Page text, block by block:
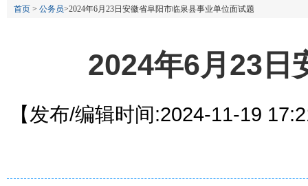
首页 > 公务员>2024年6月23日安徽省阜阳市临泉县事业单位面试题
2024年6月23日
【发布/编辑时间:2024-11-19